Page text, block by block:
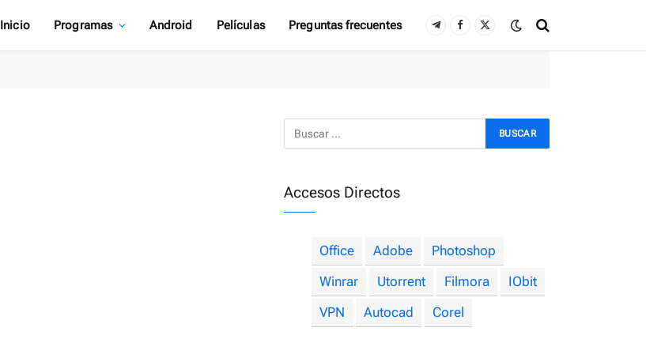
Inicio Programas Android Películas Preguntas frecuentes TelegramFacebook
X
Accesos Directos
Office Adobe
Photoshop
Winrar
Utorrent Filmora
IObit
VPN
Autocad Corel